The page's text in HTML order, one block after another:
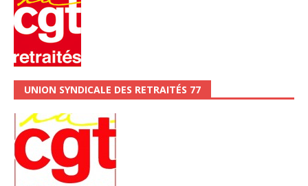
UNION SYNDICALE DES RETRAITÉS 77